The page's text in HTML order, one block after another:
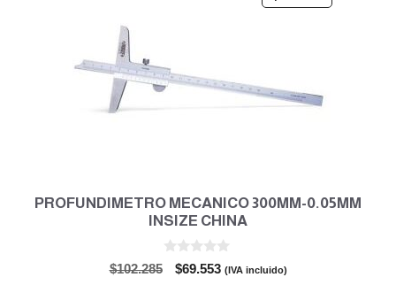
PROFUNDIMETRO MECANICO 300MM-0.05MM
INSIZE CHINA
$102.285
El
$69.553El(IVA incluido)